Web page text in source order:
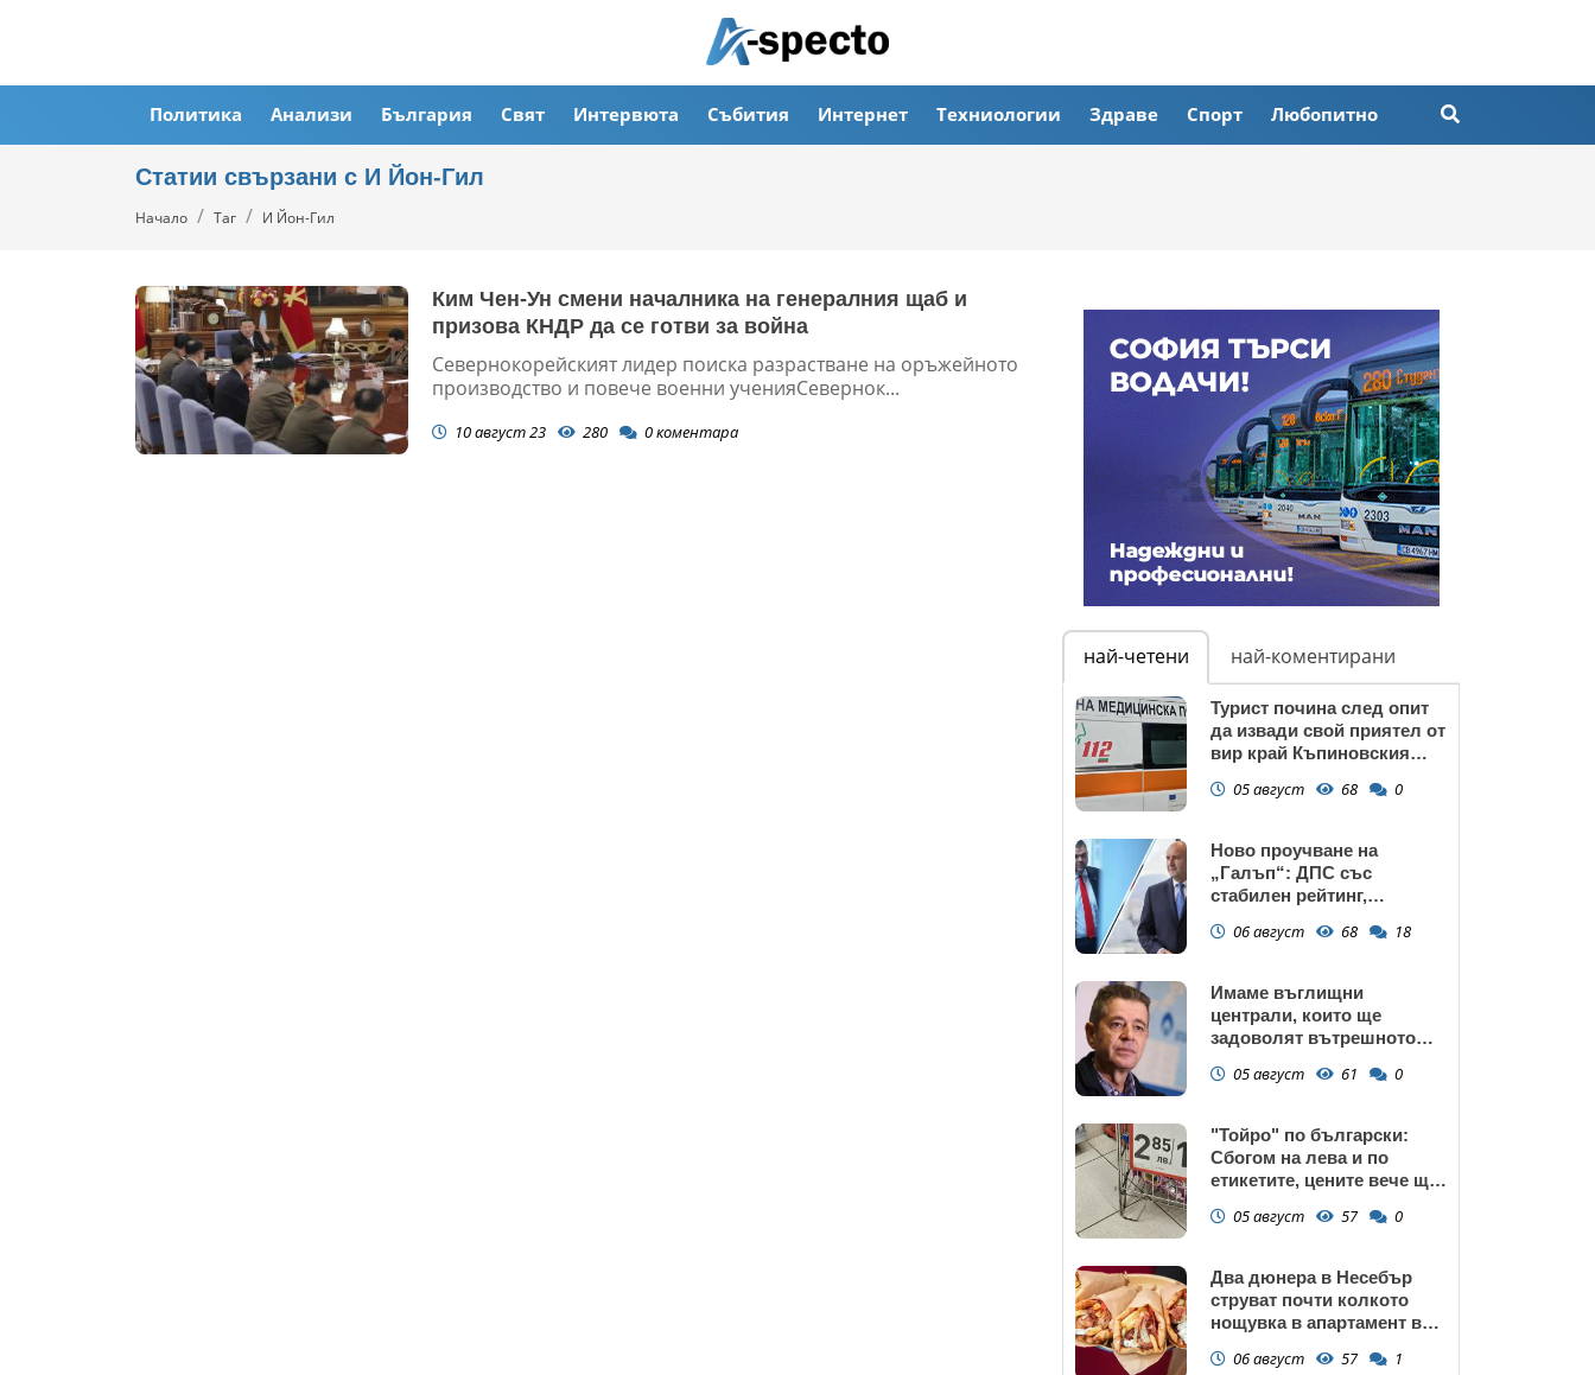
Политика Анализи България Свят Интервюта Събития Интернет Техниологии Здраве Спорт Любопитно
Статии свързани с И Йон-Гил
Начало Таг И Йон-Гил
Ким Чен-Ун смени началника на генералния щаб и
призова КНДР да се готви за война
Севернокорейският лидер поиска разрастване на оръжейното
производство и повече военни ученияСевернок...
10 август 23 280 0коментара
най-четени най-коментирани
Турист почина след опит
да извади свой приятел от
вир край Къпиновския
05 август 68 0
Ново проучване на
„Галъп“: ДПС със
стабилен рейтинг,
запазва
06 август 68 18
Имаме въглищни
централи, които ще
задоволят вътрешното
05 август 61 0
"Тойро" по български:
Сбогом на лева и по
етикетите, цените вече ще
05 август 57 0
Два дюнера в Несебър
струват почти колкото
нощувка в апартамент в
06 август 57 1